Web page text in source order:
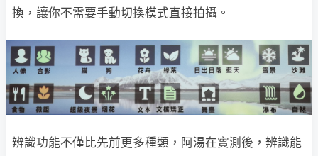
換，讓你不需要手動切換模式直接拍攝。
辨識功能不僅比先前更多種類，阿湯在實測後，辨識能